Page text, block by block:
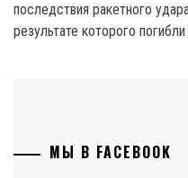
последствия ракетного
результате которого
МЫ В FACEBOOK